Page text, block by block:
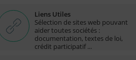
Liens Utiles
Sélection de sites web pouvant
aider toutes sociétés :
documentation, textes de loi,
crédit participatif ...